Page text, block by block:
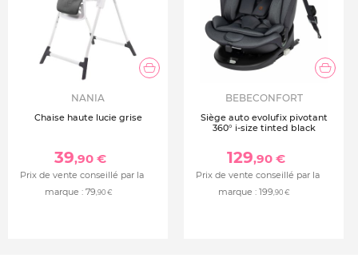
NANIA
Chaise haute lucie grise
39,90 €
Prix de vente conseillé par la
marque : 79,90 €
BEBECONFORT
Siège auto evolufix pivotant
360° i-size tinted black
129,90 €
Prix de vente conseillé par la
marque : 199,90 €